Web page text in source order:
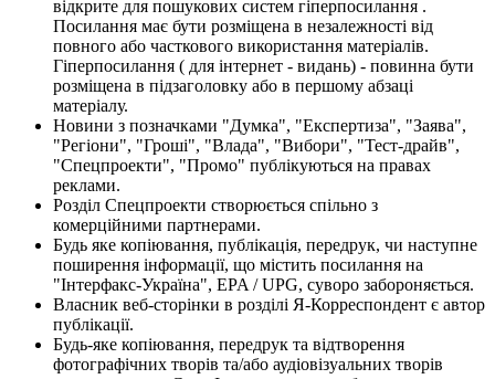
відкрите для пошукових систем гіперпосилання .
Посилання має бути розміщена в незалежності від
повного або часткового використання матеріалів.
Гіперпосилання ( для інтернет - видань) - повинна бути
розміщена в підзаголовку або в першому абзаці
матеріалу.
Новини з позначками "Думка", "Експертиза", "Заява",
"Регіони", "Гроші", "Влада", "Вибори", "Тест-драйв",
"Спецпроекти", "Промо" публікуються на правах
реклами.
Розділ Спецпроекти створюється спільно з
комерційними партнерами.
Будь яке копіювання, публікація, передрук, чи наступне
поширення інформації, що містить посилання на
"Інтерфакс-Україна", EPA / UPG, суворо забороняється.
Власник веб-сторінки в розділі Я-Корреспондент є автор
публікації.
Будь-яке копіювання, передрук та відтворення
фотографічних творів та/або аудіовізуальних творів